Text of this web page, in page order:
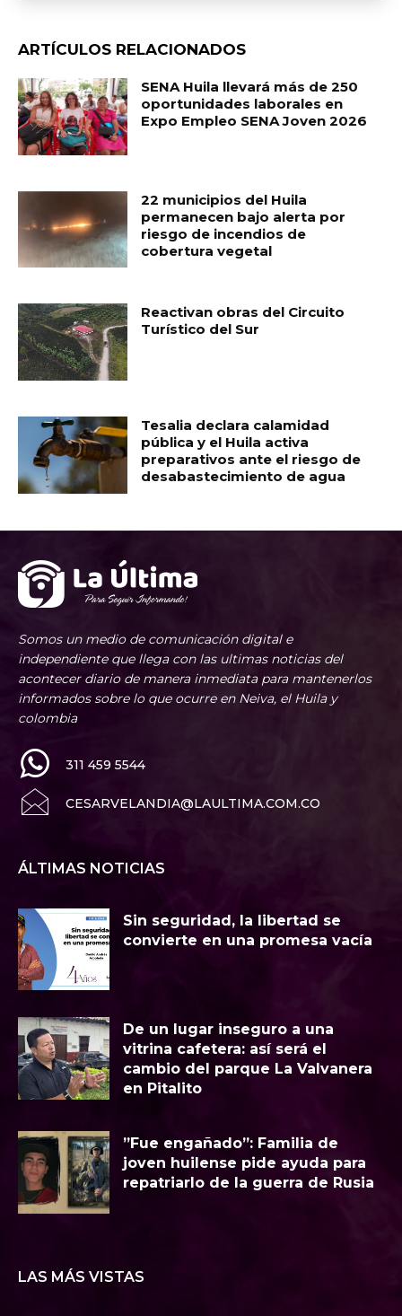
ARTÍCULOS RELACIONADOS
SENA Huila llevará más de 250
oportunidades laborales en
Expo Empleo SENA Joven 2026
22 municipios del Huila
permanecen bajo alerta por
riesgo de incendios de
cobertura vegetal
Reactivan obras del Circuito
Turístico del Sur
Tesalia declara calamidad
pública y el Huila activa
preparativos ante el riesgo de
desabastecimiento de agua
Somos un medio de comunicación digital e
independiente que llega con las ultimas noticias del
acontecer diario de manera inmediata para mantenerlos
informados sobre lo que ocurre en Neiva, el Huila y
colombia
311 459 5544
CESARVELANDIA@LAULTIMA.COM.CO
ÁLTIMAS NOTICIAS
Sin seguridad, la libertad se
convierte en una promesa vacía
​De un lugar inseguro a una
vitrina cafetera: así será el
cambio del parque La Valvanera
en Pitalito
​”Fue engañado”: Familia de
joven huilense pide ayuda para
repatriarlo de la guerra de Rusia
LAS MÁS VISTAS